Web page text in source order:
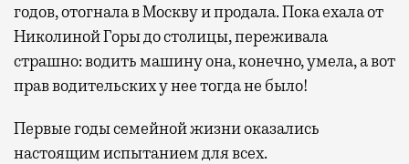
годов, отогнала в Москву и продала. Пока ехала от
Николиной Горы до столицы, переживала
страшно: водить машину она, конечно, умела, а вот
прав водительских у нее тогда не было!
Первые годы семейной жизни оказались
настоящим испытанием для всех.